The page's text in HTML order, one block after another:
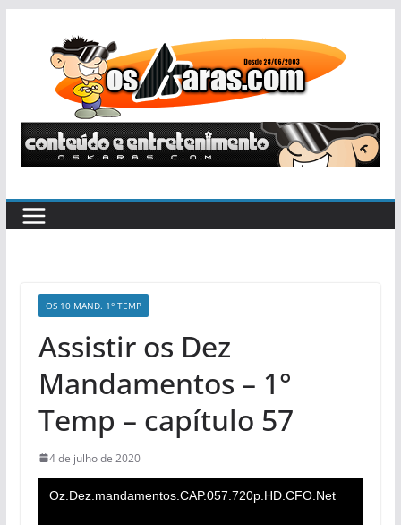
conteúdo
OS 10 MAND. 1° TEMP
Assistir os Dez
Mandamentos – 1°
Temp – capítulo 57
4 de julho de 2020